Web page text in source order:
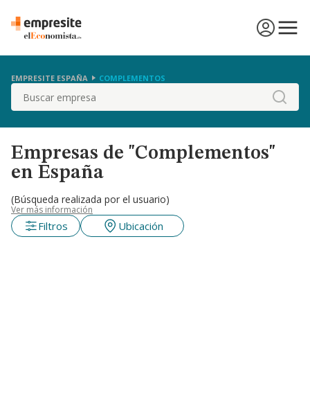
EMPRESITE ESPAÑA COMPLEMENTOS
Buscar
Empresas de "Complementos"
en España
(Búsqueda realizada por el usuario)
Ver más información
Filtros Ubicación